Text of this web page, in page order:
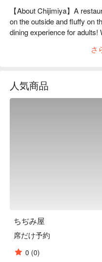
【About Chijimiya】A
on the outside and fluffy on
dining experience for adults!
December. Our specialty is さ
人気商品
ちぢみ屋
席だけ予約
0 (0)